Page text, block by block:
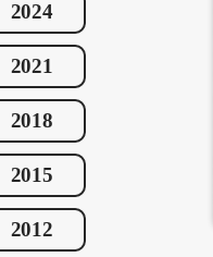
2024
2021
2018
2015
2012